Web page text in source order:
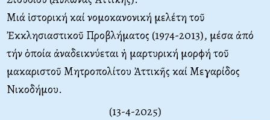
Μιά ἱστορική καί νομοκανονική μελέτη τοῦ
Ἐκκλησιαστικοῦ Προβλήματος (1974-2013), μέσα ἀπό
τήν ὁποία ἀναδεικνύεται ἡ μαρτυρική μορφή τοῦ
μακαριστοῦ Μητροπολίτου Ἀττικῆς καί Μεγαρίδος
Νικοδήμου.
(13-4-2025)